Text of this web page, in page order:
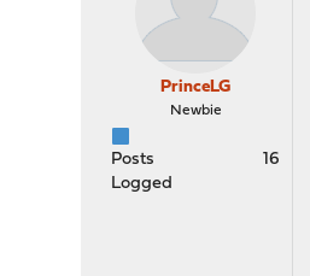
PrinceLG
Newbie
Posts
16
Logged